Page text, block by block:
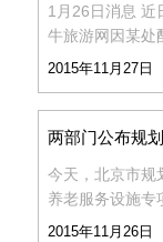
1月26日消息 近
牛旅游网因某处
码和数G数据。
2015年11月27日
两部门公布规
今天，北京市规
养老服务设施专
会公布。《规划
2015年11月26日